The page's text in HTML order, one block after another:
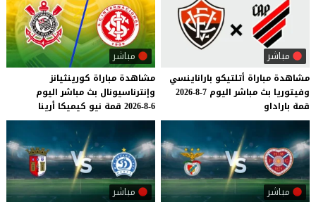
مباشر
مشاهدة مباراة أتلتيكو باراناينسي
وفيتوريا بث مباشر اليوم 7-8-2026
قمة باراداو
مباشر
مشاهدة مباراة كورينثيانز
وإنترناسيونال بث مباشر اليوم
6-8-2026
قمة نيو كيميكا أرينا
مباشر مباشر